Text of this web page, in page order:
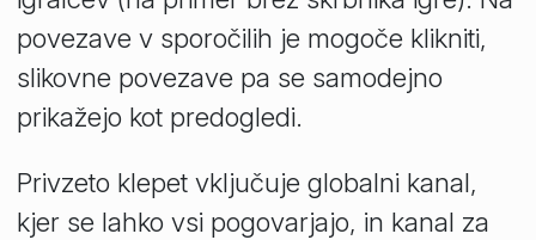
povezave v sporočilih je mogoče klikniti,
slikovne povezave pa se samodejno
prikažejo kot predogledi.
Privzeto klepet vključuje globalni kanal,
kjer se lahko vsi pogovarjajo, in kanal za